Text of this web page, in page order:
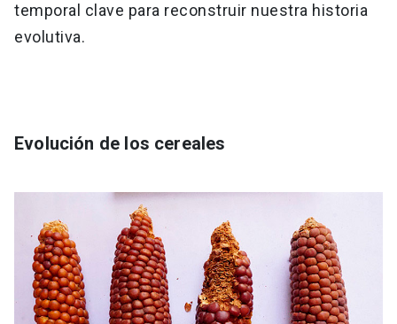
temporal clave para reconstruir nuestra historia
evolutiva.
Evolución de los cereales